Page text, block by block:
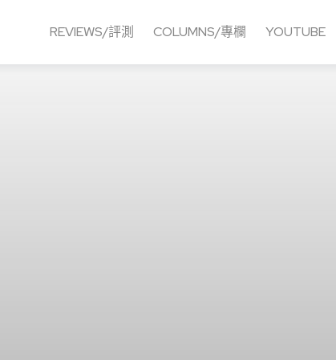
REVIEWS/評測 COLUMNS/專欄 YOUTUBE